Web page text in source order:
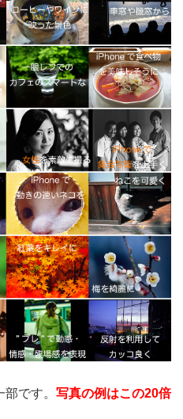
です。 写真の例はこの20倍